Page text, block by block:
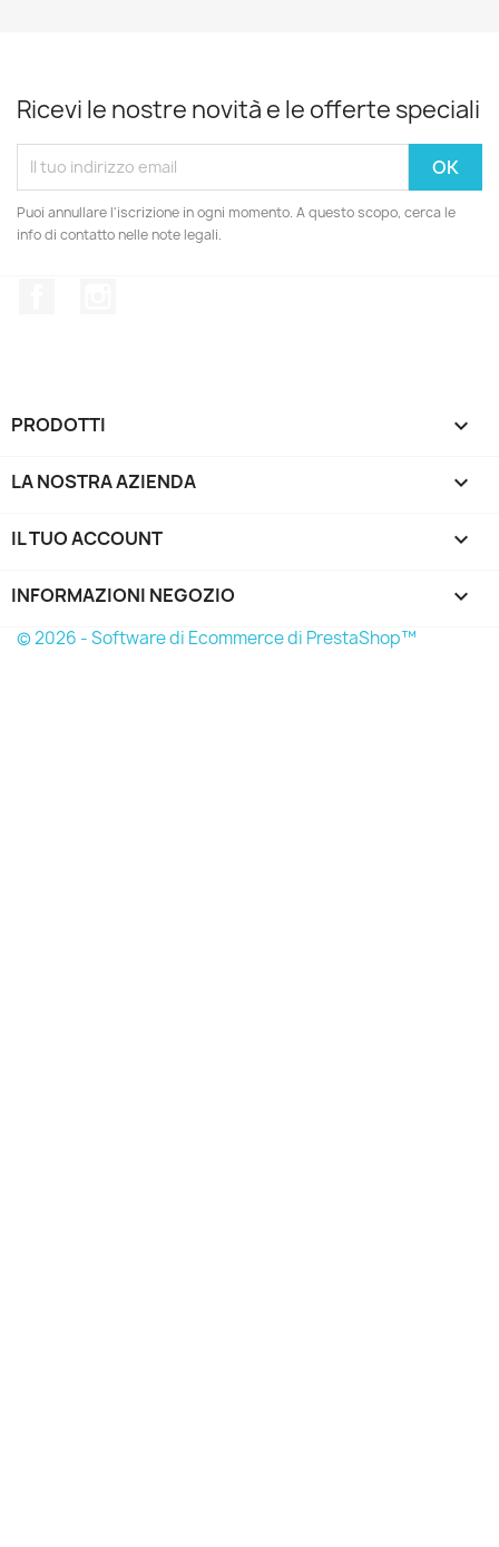
Ricevi le nostre novità e le offerte speciali
Puoi annullare l'iscrizione in ogni momento. A questo scopo, cerca le
info di contatto nelle note legali.
PRODOTTI 
LA NOSTRA AZIENDA 
IL TUO ACCOUNT 
INFORMAZIONI NEGOZIO keyboard_arrow_down
© 2026 - Software di Ecommerce di PrestaShop™